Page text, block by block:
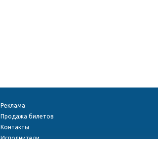
Реклама
Продажа билетов
Контакты
Исполнители